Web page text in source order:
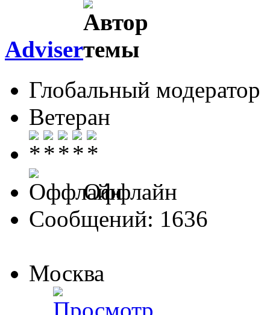
Adviser
Глобальный модератор
Ветеран
Оффлайн
Сообщений: 1636
Москва